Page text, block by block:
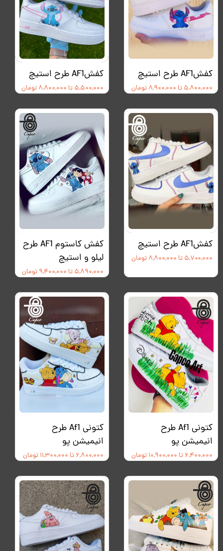
کفشAF1 طرح استیچ
۵,۸۰۰,۰۰۰ تا ۸,۹۰۰,۰۰۰ تومان
کفشAF1 طرح استیچ
۵,۵۰۰,۰۰۰ تا ۸,۸۰۰,۰۰۰ تومان
کفشAF1 طرح استیچ
۵,۷۰۰,۰۰۰ تا ۸,۸۰۰,۰۰۰ تومان
کفش کاستوم AF1 طرح
لیلو و استیچ
۵,۸۹۰,۰۰۰ تا ۹,۴۰۰,۰۰۰ تومان
کتونی Af1 طرح
انیمیشن پو
۶,۴۰۰,۰۰۰ تا ۱۰,۹۰۰,۰۰۰ تومان
کتونی Af1 طرح
انیمیشن پو
۶,۸۰۰,۰۰۰ تا ۱۱,۳۰۰,۰۰۰ تومان